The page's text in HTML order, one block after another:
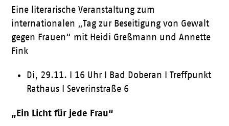
Eine literarische Veranstaltung zum
internationalen „Tag zur Beseitigung von Gewalt
gegen Frauen“ mit Heidi Greßmann und Annette
Fink
Di, 29.11. I 16 Uhr I Bad Doberan I Treffpunkt
Rathaus I Severinstraße 6
„Ein Licht für jede Frau“